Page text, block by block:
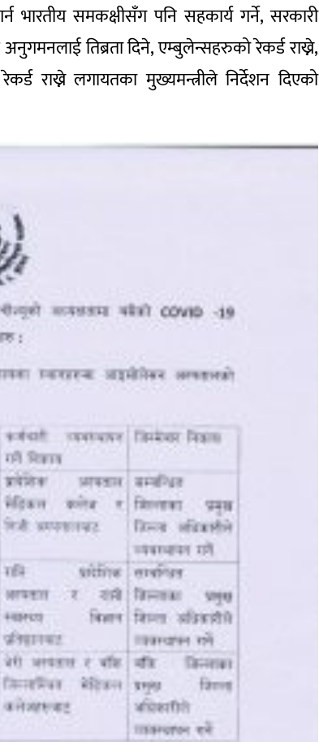
समकक्षीसँग पनि सहकार्य गर्ने, सरकारी
तिब्रता दिने, एम्बुलेन्सहरुको रेकर्ड राख्ने,
राख्ने लगायतका मुख्यमन्त्रीले निर्देशन दिएको